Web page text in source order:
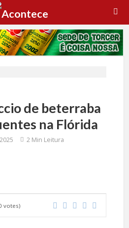
de beterraba
na Flórida
2 Min Leitura
votes)